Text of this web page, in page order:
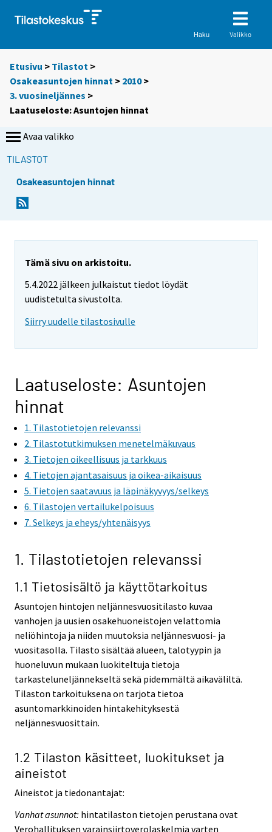
Haku Valikko
Etusivu > Tilastot >
Osakeasuntojen hinnat > 2010>
3. vuosineljännes >
Laatuseloste: Asuntojen hinnat
Avaa valikko
TILASTOT
Osakeasuntojen hinnat
Tämä sivu on arkistoitu.
5.4.2022 jälkeen julkaistut tiedot löydät
uudistetulta sivustolta.
Siirry uudelle tilastosivulle
Laatuseloste: Asuntojen
hinnat
1. Tilastotietojen relevanssi
2. Tilastotutkimuksen menetelmäkuvaus
3. Tietojen oikeellisuus ja tarkkuus
4. Tietojen ajantasaisuus ja oikea-aikaisuus
5. Tietojen saatavuus ja läpinäkyvyys/selkeys
6. Tilastojen vertailukelpoisuus
7. Selkeys ja eheys/yhtenäisyys
1. Tilastotietojen relevanssi
1.1 Tietosisältö ja käyttötarkoitus
Asuntojen hintojen neljännesvuositilasto kuvaa
vanhojen ja uusien osakehuoneistojen velattomia
neliöhintoja ja niiden muutoksia neljännesvuosi- ja
vuositasolla. Tilasto sisältää alueen, talotyypin ja
huoneluvun mukaan luokiteltuja tietoja
tarkasteluneljännekseltä sekä pidemmältä aikaväliltä.
Tilaston tarkoituksena on tarjota tietoa
asuntomarkkinoiden hintakehityksestä
neljännesvuosittain.
1.2 Tilaston käsitteet, luokitukset ja
aineistot
Aineistot ja tiedonantajat:
Vanhat asunnot: hintatilaston tietojen perustana ovat
Verohallituksen varainsiirtoverolaskelmia varten